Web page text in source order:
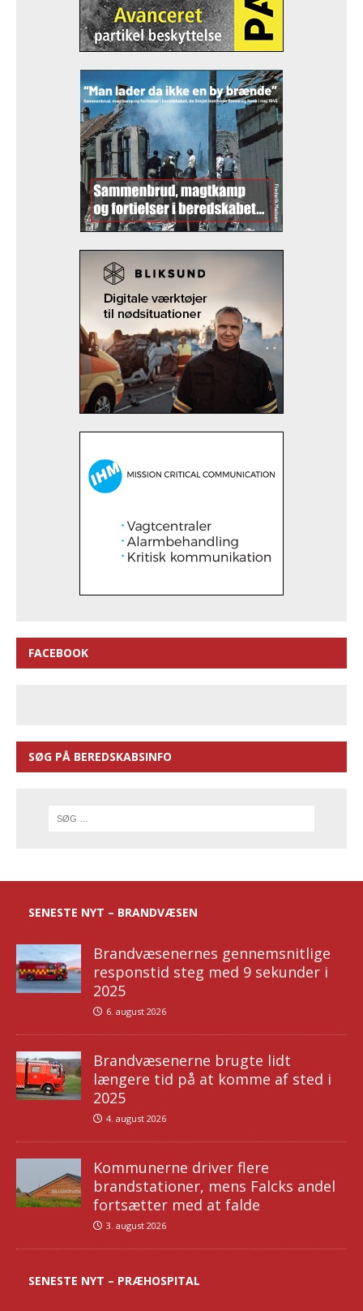
FACEBOOK
SØG PÅ BEREDSKABSINFO
SENESTE NYT – BRANDVÆSEN
Brandvæsenernes gennemsnitlige
responstid steg med 9 sekunder i
2025
6. august 2026
Brandvæsenerne brugte lidt
længere tid på at komme af sted i
2025
4. august 2026
Kommunerne driver flere
brandstationer, mens Falcks andel
fortsætter med at falde
3. august 2026
SENESTE NYT – PRÆHOSPITAL